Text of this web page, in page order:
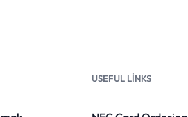
USEFUL LINKS